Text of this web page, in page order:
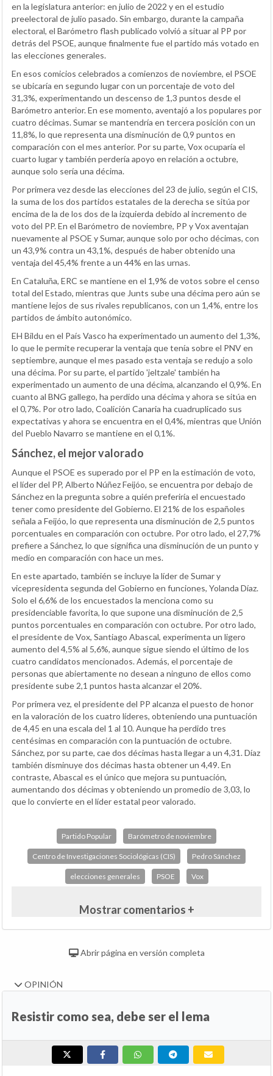
en la legislatura anterior: en julio de 2022 y en el estudio
preelectoral de julio pasado. Sin embargo, durante la campaña
electoral, el Barómetro flash publicado volvió a situar al PP por
detrás del PSOE, aunque finalmente fue el partido más votado en
las elecciones generales.
En esos comicios celebrados a comienzos de noviembre, el PSOE
se ubicaría en segundo lugar con un porcentaje de voto del
31,3%, experimentando un descenso de 1,3 puntos desde el
Barómetro anterior. En ese momento, aventajó a los populares por
cuatro décimas. Sumar se mantendría en tercera posición con un
11,8%, lo que representa una disminución de 0,9 puntos en
comparación con el mes anterior. Por su parte, Vox ocuparía el
cuarto lugar y también perdería apoyo en relación a octubre,
aunque solo sería una décima.
Por primera vez desde las elecciones del 23 de julio, según el CIS,
la suma de los dos partidos estatales de la derecha se sitúa por
encima de la de los dos de la izquierda debido al incremento de
voto del PP. En el Barómetro de noviembre, PP y Vox aventajan
nuevamente al PSOE y Sumar, aunque solo por ocho décimas, con
un 43,9% contra un 43,1%, después de haber obtenido una
ventaja del 45,4% frente a un 44% en las urnas.
En Cataluña, ERC se mantiene en el 1,9% de votos sobre el censo
total del Estado, mientras que Junts sube una décima pero aún se
mantiene lejos de sus rivales republicanos, con un 1,4%, entre los
partidos de ámbito autonómico.
EH Bildu en el País Vasco ha experimentado un aumento del 1,3%,
lo que le permite recuperar la ventaja que tenía sobre el PNV en
septiembre, aunque el mes pasado esta ventaja se redujo a solo
una décima. Por su parte, el partido 'jeltzale' también ha
experimentado un aumento de una décima, alcanzando el 0,9%. En
cuanto al BNG gallego, ha perdido una décima y ahora se sitúa en
el 0,7%. Por otro lado, Coalición Canaria ha cuadruplicado sus
expectativas y ahora se encuentra en el 0,4%, mientras que Unión
del Pueblo Navarro se mantiene en el 0,1%.
Sánchez, el mejor valorado
Aunque el PSOE es superado por el PP en la estimación de voto,
el líder del PP, Alberto Núñez Feijóo, se encuentra por debajo de
Sánchez en la pregunta sobre a quién preferiría el encuestado
tener como presidente del Gobierno. El 21% de los españoles
señala a Feijóo, lo que representa una disminución de 2,5 puntos
porcentuales en comparación con octubre. Por otro lado, el 27,7%
prefiere a Sánchez, lo que significa una disminución de un punto y
medio en comparación con hace un mes.
En este apartado, también se incluye la líder de Sumar y
vicepresidenta segunda del Gobierno en funciones, Yolanda Díaz.
Solo el 6,6% de los encuestados la menciona como su
presidenciable favorita, lo que supone una disminución de 2,5
puntos porcentuales en comparación con octubre. Por otro lado,
el presidente de Vox, Santiago Abascal, experimenta un ligero
aumento del 4,5% al 5,6%, aunque sigue siendo el último de los
cuatro candidatos mencionados. Además, el porcentaje de
personas que abiertamente no desean a ninguno de ellos como
presidente sube 2,1 puntos hasta alcanzar el 20%.
Por primera vez, el presidente del PP alcanza el puesto de honor
en la valoración de los cuatro líderes, obteniendo una puntuación
de 4,45 en una escala del 1 al 10. Aunque ha perdido tres
centésimas en comparación con la puntuación de octubre.
Sánchez, por su parte, cae dos décimas hasta llegar a un 4,31. Díaz
también disminuye dos décimas hasta obtener un 4,49. En
contraste, Abascal es el único que mejora su puntuación,
aumentando dos décimas y obteniendo un promedio de 3,03, lo
que lo convierte en el líder estatal peor valorado.
Partido Popular Barómetro de noviembre
Centro de Investigaciones Sociológicas (CIS) Pedro Sánchez
elecciones generales PSOE Vox
Mostrar comentarios +
Abrir página en versión completa
OPINIÓN
Resistir como sea, debe ser el lema